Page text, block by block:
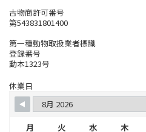
古物商許可番号
第543831801400
第一種動物取扱業者標識
登録番号
動本1323号
休業日
月 火 水 木